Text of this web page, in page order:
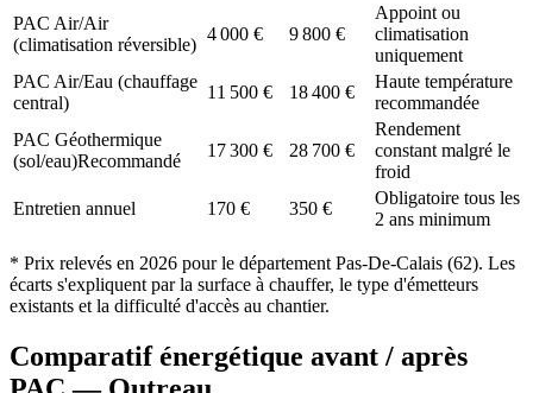
PAC Air/Air
(climatisation réversible)
4 000 € 9 800 €
Appoint ou
climatisation
uniquement
PAC Air/Eau (chauffage
central)
11 500 € 18 400 €
Haute température
recommandée
PAC Géothermique
(sol/eau)Recommandé
17 300 € 28 700 €
Rendement
constant malgré le
froid
Entretien annuel
170 € 350 €
Obligatoire tous les
2 ans minimum
* Prix relevés en 2026 pour le département Pas-De-Calais (62). Les
écarts s'expliquent par la surface à chauffer, le type d'émetteurs
existants et la difficulté d'accès au chantier.
Comparatif énergétique avant / après